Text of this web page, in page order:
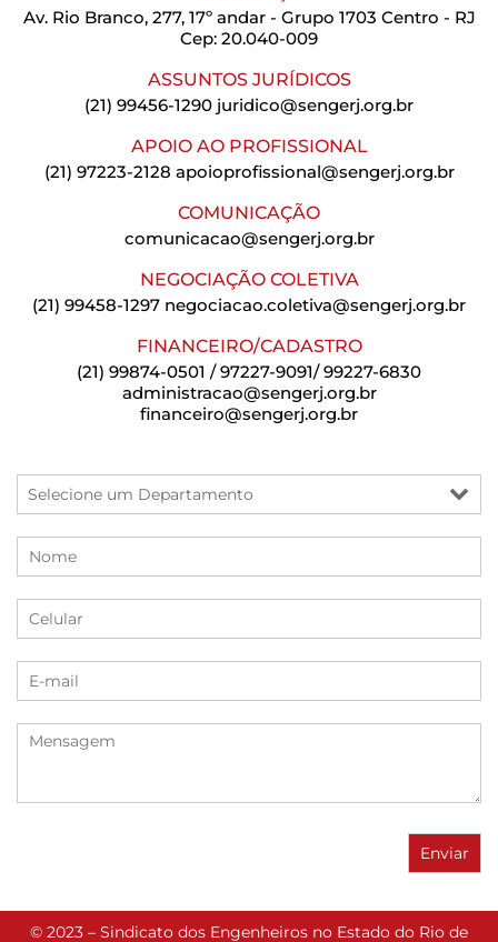
Av. Rio Branco, 277, 17º andar - Grupo 1703 Centro - RJ
Cep: 20.040-009
ASSUNTOS JURÍDICOS
(21) 99456-1290 juridico@sengerj.org.br
APOIO AO PROFISSIONAL
(21) 97223-2128 apoioprofissional@sengerj.org.br
COMUNICAÇÃO
comunicacao@sengerj.org.br
NEGOCIAÇÃO COLETIVA
(21) 99458-1297 negociacao.coletiva@sengerj.org.br
FINANCEIRO/CADASTRO
(21) 99874-0501 / 97227-9091/ 99227-6830
administracao@sengerj.org.br
financeiro@sengerj.org.br
© 2023 – Sindicato dos Engenheiros no Estado do Rio de